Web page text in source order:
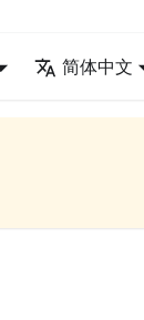
简体中文